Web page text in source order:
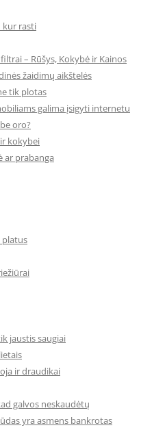
kur rasti
– Rūšys, Kokybė ir Kainos
žaidimų aikštelės
tik plotas
galima įsigyti internetu
oro?
kokybei
ar prabanga
platus
jaustis saugiai
ir draudikai
galvos neskaudėtų
yra asmens bankrotas